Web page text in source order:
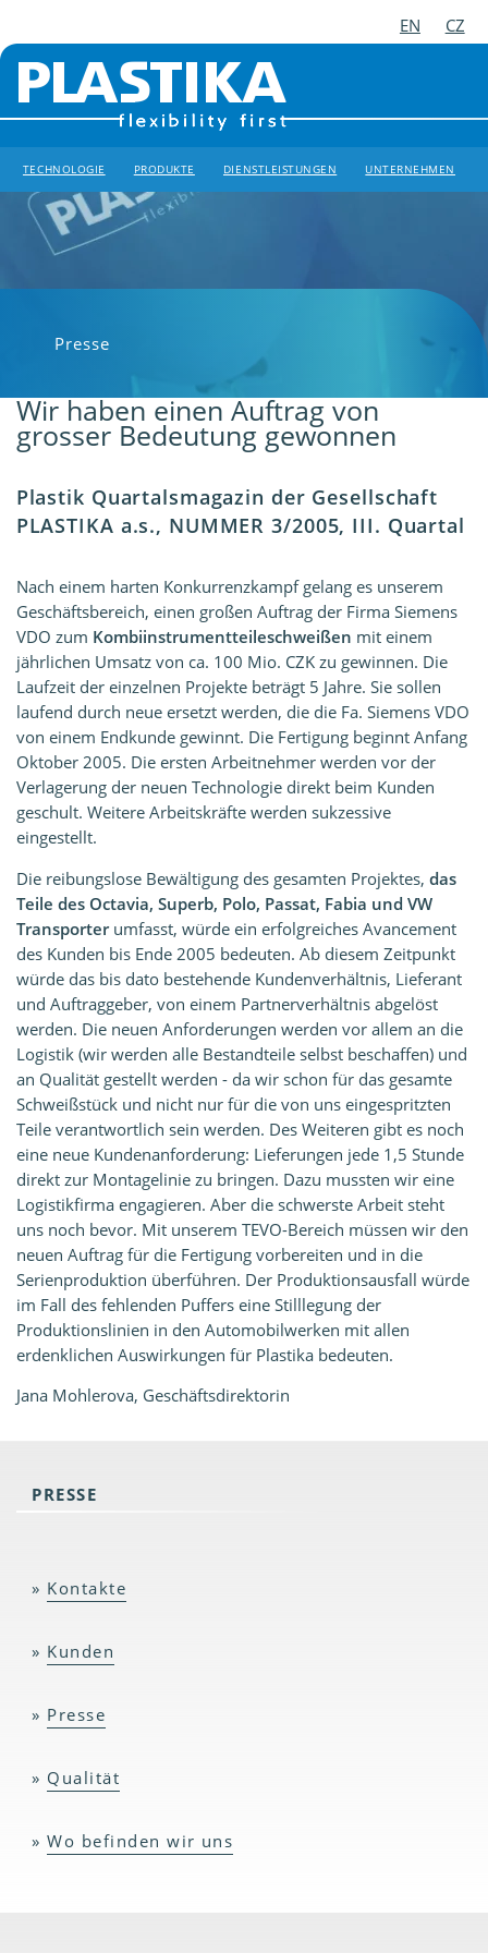
EN CZ
TECHNOLOGIE PRODUKTE DIENSTLEISTUNGEN UNTERNEHMEN
Presse
Wir haben einen Auftrag von
grosser Bedeutung gewonnen
Plastik Quartalsmagazin der Gesellschaft
PLASTIKA a.s., NUMMER 3/2005, III. Quartal
Nach einem harten Konkurrenzkampf gelang es unserem
Geschäftsbereich, einen großen Auftrag der Firma Siemens
VDO zum Kombiinstrumentteileschweißen mit einem
jährlichen Umsatz von ca. 100 Mio. CZK zu gewinnen. Die
Laufzeit der einzelnen Projekte beträgt 5 Jahre. Sie sollen
laufend durch neue ersetzt werden, die die Fa. Siemens VDO
von einem Endkunde gewinnt. Die Fertigung beginnt Anfang
Oktober 2005. Die ersten Arbeitnehmer werden vor der
Verlagerung der neuen Technologie direkt beim Kunden
geschult. Weitere Arbeitskräfte werden sukzessive
eingestellt.
Die reibungslose Bewältigung des gesamten Projektes, das
Teile des Octavia, Superb, Polo, Passat, Fabia und VW
Transporterumfasst, würde ein erfolgreiches Avancement
des Kunden bis Ende 2005 bedeuten. Ab diesem Zeitpunkt
würde das bis dato bestehende Kundenverhältnis, Lieferant
und Auftraggeber, von einem Partnerverhältnis abgelöst
werden. Die neuen Anforderungen werden vor allem an die
Logistik (wir werden alle Bestandteile selbst beschaffen) und
an Qualität gestellt werden - da wir schon für das gesamte
Schweißstück und nicht nur für die von uns eingespritzten
Teile verantwortlich sein werden. Des Weiteren gibt es noch
eine neue Kundenanforderung: Lieferungen jede 1,5 Stunde
direkt zur Montagelinie zu bringen. Dazu mussten wir eine
Logistikfirma engagieren. Aber die schwerste Arbeit steht
uns noch bevor. Mit unserem TEVO-Bereich müssen wir den
neuen Auftrag für die Fertigung vorbereiten und in die
Serienproduktion überführen. Der Produktionsausfall würde
im Fall des fehlenden Puffers eine Stilllegung der
Produktionslinien in den Automobilwerken mit allen
erdenklichen Auswirkungen für Plastika bedeuten.
Jana Mohlerova, Geschäftsdirektorin
PRESSE
Kontakte
Kunden
Presse
Qualität
Wo befinden wir uns